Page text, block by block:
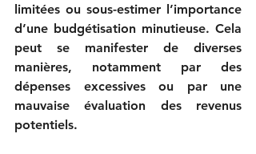
limitées ou sous-estimer l’importance
d’une budgétisation minutieuse. Cela
peut se manifester de diverses
manières, notamment par des
dépenses excessives ou par une
mauvaise évaluation des revenus
potentiels.